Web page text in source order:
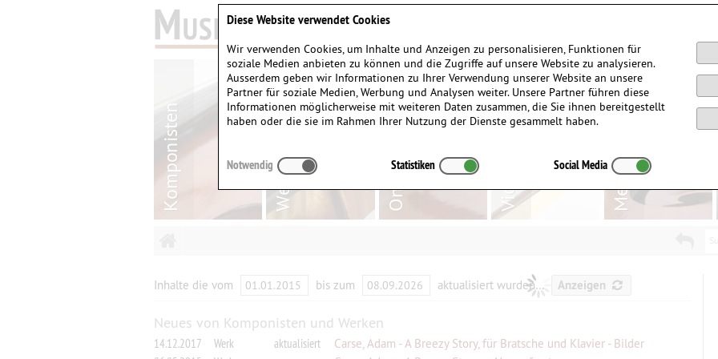
Inhalte die vom bis zum aktualisiert wurden… Anzeigen
Neues von Komponisten und Werken
14.12.2017 Werk aktualisiert
Carse, Adam - A Breezy Story, für Bratsche und Klavier - Bilder
Diese Website verwendet Cookies
Wir verwenden Cookies, um Inhalte und Anzeigen zu personalisieren, Funktionen für
soziale Medien anbieten zu können und die Zugriffe auf unsere Website zu analysieren.
Ausserdem geben wir Informationen zu Ihrer Verwendung unserer Website an unsere
Partner für soziale Medien, Werbung und Analysen weiter. Unsere Partner führen diese
Informationen möglicherweise mit weiteren Daten zusammen, die Sie ihnen bereitgestellt
haben oder die sie im Rahmen Ihrer Nutzung der Dienste gesammelt haben.
Notwendig Statistiken Social Media